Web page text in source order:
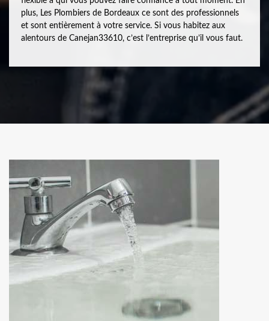
plus, Les Plombiers de Bordeaux ce sont des professionnels
et sont entièrement à votre service. Si vous habitez aux
alentours de Canejan33610, c’est l’entreprise qu’il vous faut.